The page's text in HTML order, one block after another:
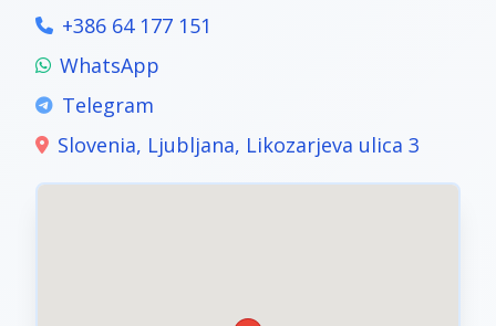
+386 64 177 151
WhatsApp
Telegram
Slovenia, Ljubljana, Likozarjeva ulica 3